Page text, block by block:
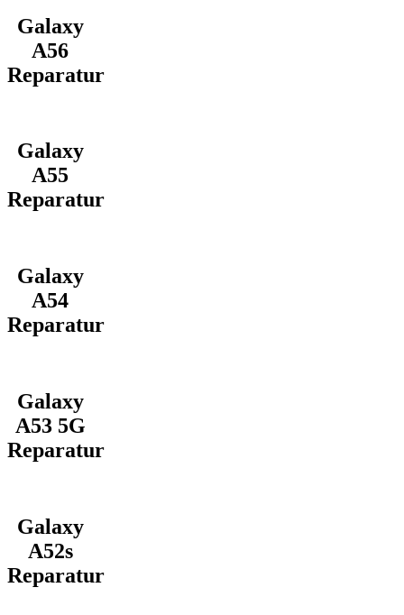
Galaxy
A56
Reparatur
Galaxy
A55
Reparatur
Galaxy
A54
Reparatur
Galaxy
A53 5G
Reparatur
Galaxy
A52s
Reparatur